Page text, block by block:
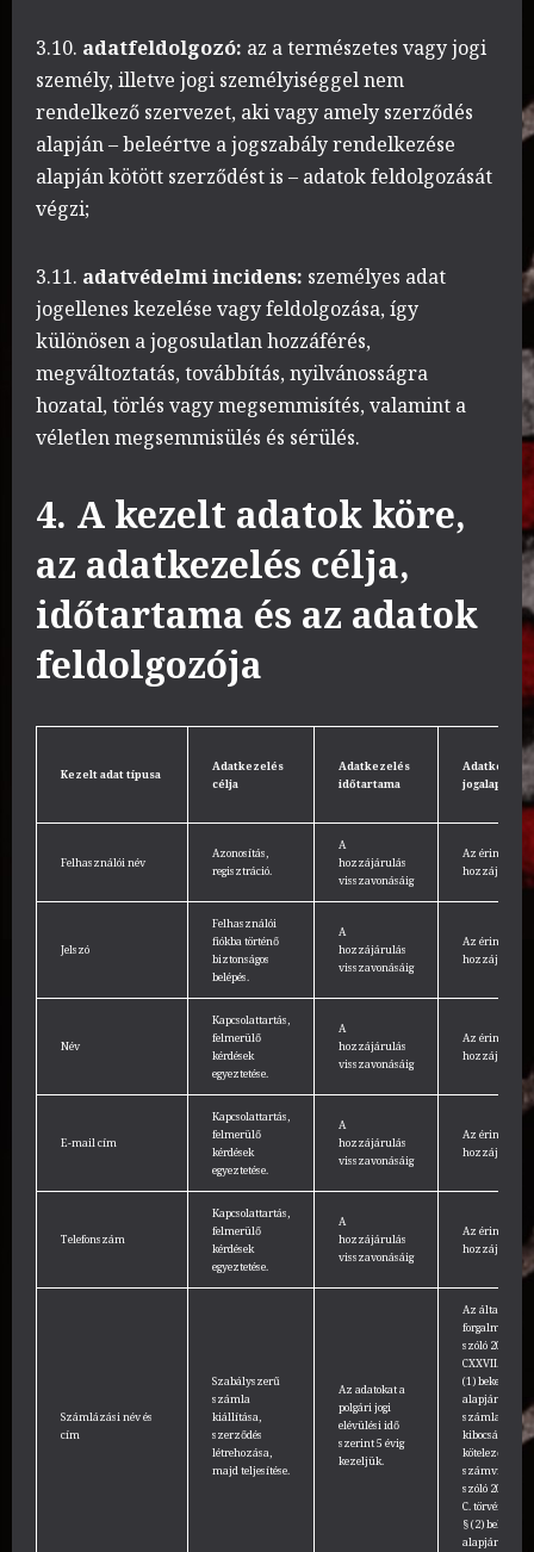
3.10. adatfeldolgozó: az a természetes vagy jogi
személy, illetve jogi személyiséggel nem
rendelkező szervezet, aki vagy amely szerződés
alapján – beleértve a jogszabály rendelkezése
alapján kötött szerződést is – adatok feldolgozását
végzi;
3.11. adatvédelmi incidens: személyes adat
jogellenes kezelése vagy feldolgozása, így
különösen a jogosulatlan hozzáférés,
megváltoztatás, továbbítás, nyilvánosságra
hozatal, törlés vagy megsemmisítés, valamint a
véletlen megsemmisülés és sérülés.
4. A kezelt adatok köre,
az adatkezelés célja,
időtartama és az adatok
feldolgozója
Kezelt adat típusa
Adatkezelés
célja
Adatkezelés
időtartama
Adatkezelés
jogalapja
Felhasználói név
Azonosítás,
regisztráció.
A
hozzájárulás
visszavonásáig
Az érintett
Jelszó
Felhasználói
fiókba történő
biztonságos
belépés.
A
hozzájárulás
visszavonásáig
Az érintett
Név
Kapcsolattartás,
felmerülő
kérdések
egyeztetése.
A
hozzájárulás
visszavonásáig
Az érintett
E-mail cím
Kapcsolattartás,
felmerülő
kérdések
egyeztetése.
A
hozzájárulás
visszavonásáig
Az érintett
Telefonszám
Kapcsolattartás,
felmerülő
kérdések
egyeztetése.
A
hozzájárulás
visszavonásáig
Az érintett
Számlázási név és
cím
Szabályszerű
számla
kiállítása,
szerződés
létrehozása,
majd teljesítése.
Az adatokat a
polgári jogi
elévülési idő
szerint 5 évig
kezeljük.
Az általános
forgalmi
szóló 2007. évi
CXXVII. 159. §
(1) bekezdése
alapján a
számla
kibocsátása
kötelező és azt
számvitelről
szóló 2000. évi
C. törvény 169.
§ (2) bekezdése
alapján.